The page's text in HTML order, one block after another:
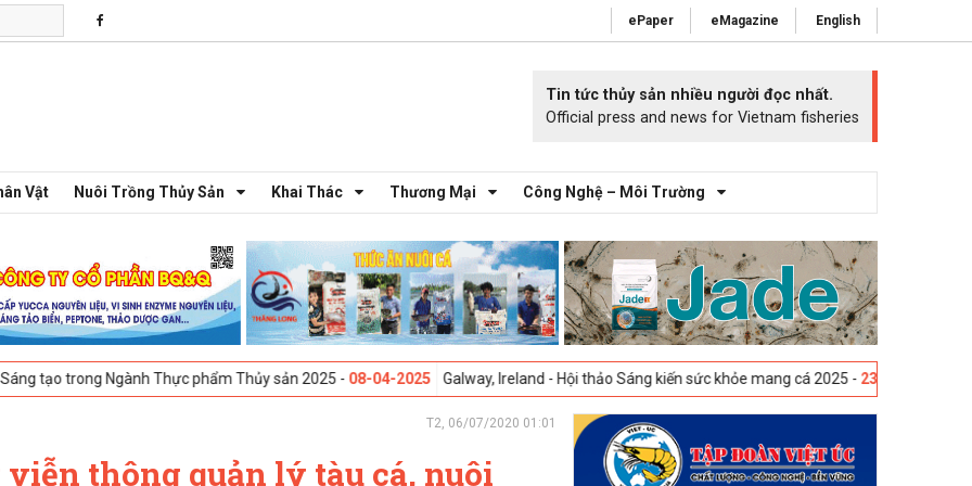
ePaper eMagazine English
Tin tức thủy sản nhiều người đọc nhất.
Official press and news for Vietnam fisheries
Vật Nuôi Trồng Thủy Sản Khai Thác Thương Mại Công Nghệ – Môi Trường
Ngành Thực phẩm Thủy sản 2025 -08-04-2025 Galway, Ireland - Hội thảo Sáng kiến sức khỏe mang cá 2025 -23-04-2025 Vigo, Tây Ban
T2, 06/07/2020 01:01
thông quản lý tàu cá, nuôi